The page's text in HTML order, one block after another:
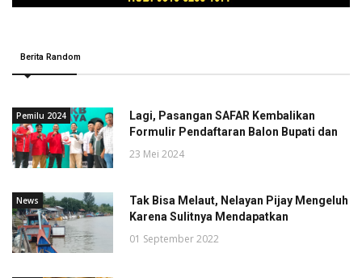
Berita Random
Pemilu 2024
Lagi, Pasangan SAFAR Kembalikan
Formulir Pendaftaran Balon Bupati dan
23 Mei 2024
News
Tak Bisa Melaut, Nelayan Pijay Mengeluh
Karena Sulitnya Mendapatkan
01 September 2022